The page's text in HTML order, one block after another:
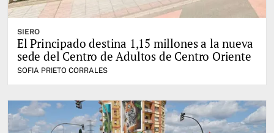
SIERO
El Principado destina 1,15 millones a la nueva
sede del Centro de Adultos de Centro Oriente
SOFIA PRIETO CORRALES